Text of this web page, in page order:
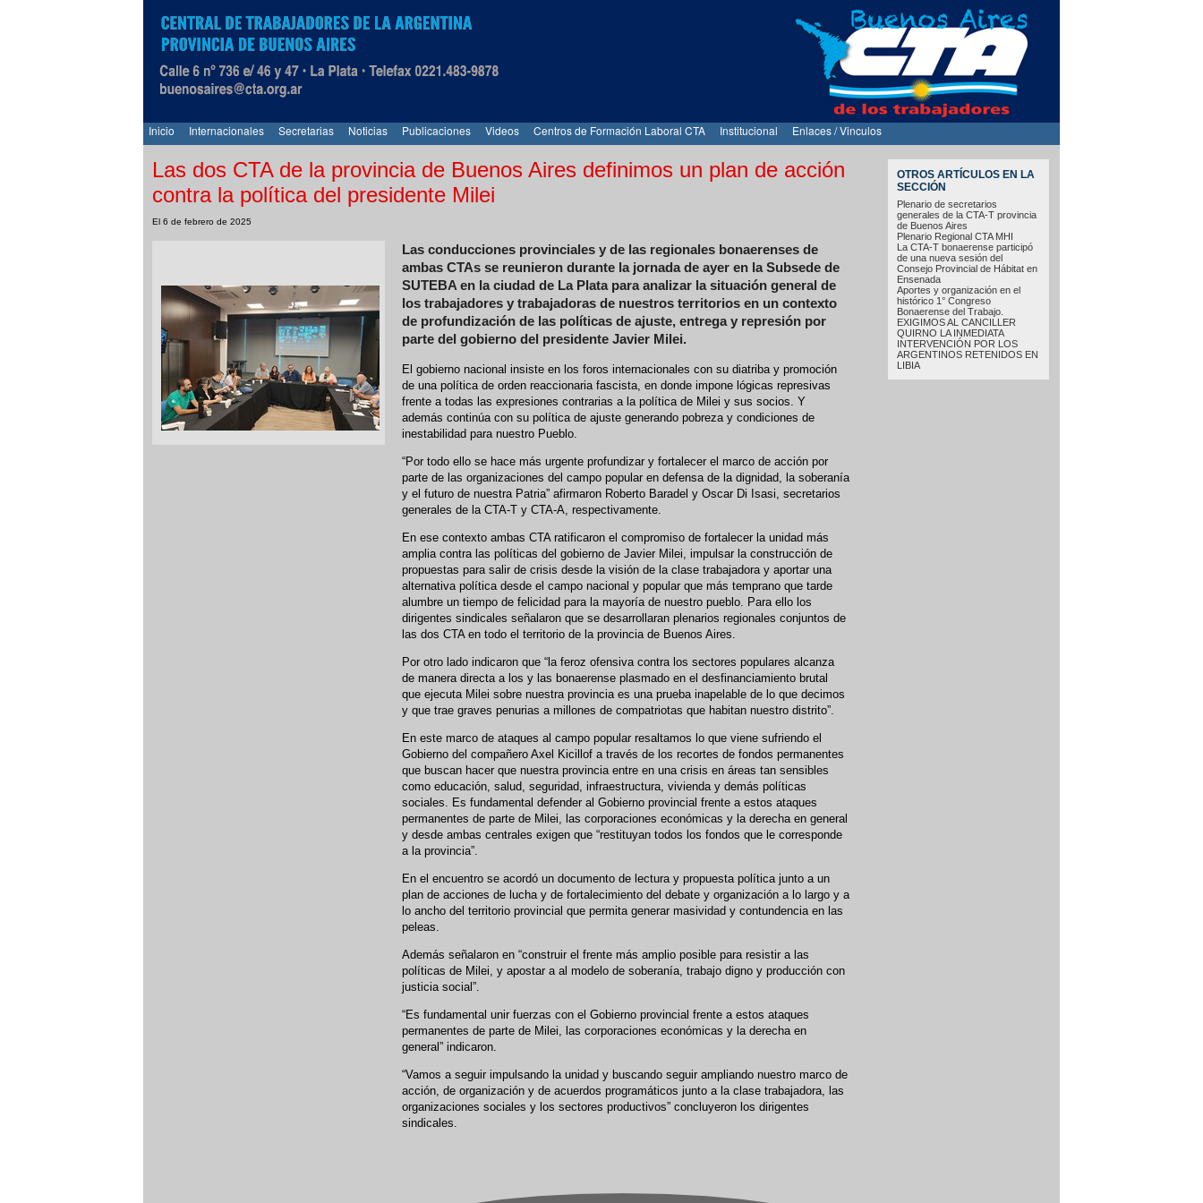
Inicio Internacionales Secretarias Noticias Publicaciones Videos Centros de Formación Laboral CTA Institucional Enlaces / Vinculos
OTROS ARTÍCULOS EN LA
SECCIÓN
Plenario de secretarios
generales de la CTA-T provincia
de Buenos Aires
Plenario Regional CTA MHI
La CTA-T bonaerense participó
de una nueva sesión del
Consejo Provincial de Hábitat en
Ensenada
Aportes y organización en el
histórico 1° Congreso
Bonaerense del Trabajo.
EXIGIMOS AL CANCILLER
QUIRNO LA INMEDIATA
INTERVENCIÓN POR LOS
ARGENTINOS RETENIDOS EN
LIBIA
Las dos CTA de la provincia de Buenos Aires definimos un plan de acción
contra la política del presidente Milei
El 6 de febrero de 2025
Las conducciones provinciales y de las regionales bonaerenses de
ambas CTAs se reunieron durante la jornada de ayer en la Subsede de
SUTEBA en la ciudad de La Plata para analizar la situación general de
los trabajadores y trabajadoras de nuestros territorios en un contexto
de profundización de las políticas de ajuste, entrega y represión por
parte del gobierno del presidente Javier Milei.
El gobierno nacional insiste en los foros internacionales con su diatriba y promoción
de una política de orden reaccionaria fascista, en donde impone lógicas represivas
frente a todas las expresiones contrarias a la política de Milei y sus socios. Y
además continúa con su política de ajuste generando pobreza y condiciones de
inestabilidad para nuestro Pueblo.
“Por todo ello se hace más urgente profundizar y fortalecer el marco de acción por
parte de las organizaciones del campo popular en defensa de la dignidad, la soberanía
y el futuro de nuestra Patria” afirmaron Roberto Baradel y Oscar Di Isasi, secretarios
generales de la CTA-T y CTA-A, respectivamente.
En ese contexto ambas CTA ratificaron el compromiso de fortalecer la unidad más
amplia contra las políticas del gobierno de Javier Milei, impulsar la construcción de
propuestas para salir de crisis desde la visión de la clase trabajadora y aportar una
alternativa política desde el campo nacional y popular que más temprano que tarde
alumbre un tiempo de felicidad para la mayoría de nuestro pueblo. Para ello los
dirigentes sindicales señalaron que se desarrollaran plenarios regionales conjuntos de
las dos CTA en todo el territorio de la provincia de Buenos Aires.
Por otro lado indicaron que “la feroz ofensiva contra los sectores populares alcanza
de manera directa a los y las bonaerense plasmado en el desfinanciamiento brutal
que ejecuta Milei sobre nuestra provincia es una prueba inapelable de lo que decimos
y que trae graves penurias a millones de compatriotas que habitan nuestro distrito”.
En este marco de ataques al campo popular resaltamos lo que viene sufriendo el
Gobierno del compañero Axel Kicillof a través de los recortes de fondos permanentes
que buscan hacer que nuestra provincia entre en una crisis en áreas tan sensibles
como educación, salud, seguridad, infraestructura, vivienda y demás políticas
sociales. Es fundamental defender al Gobierno provincial frente a estos ataques
permanentes de parte de Milei, las corporaciones económicas y la derecha en general
y desde ambas centrales exigen que “restituyan todos los fondos que le corresponde
a la provincia”.
En el encuentro se acordó un documento de lectura y propuesta política junto a un
plan de acciones de lucha y de fortalecimiento del debate y organización a lo largo y a
lo ancho del territorio provincial que permita generar masividad y contundencia en las
peleas.
Además señalaron en “construir el frente más amplio posible para resistir a las
políticas de Milei, y apostar a al modelo de soberanía, trabajo digno y producción con
justicia social”.
“Es fundamental unir fuerzas con el Gobierno provincial frente a estos ataques
permanentes de parte de Milei, las corporaciones económicas y la derecha en
general” indicaron.
“Vamos a seguir impulsando la unidad y buscando seguir ampliando nuestro marco de
acción, de organización y de acuerdos programáticos junto a la clase trabajadora, las
organizaciones sociales y los sectores productivos” concluyeron los dirigentes
sindicales.